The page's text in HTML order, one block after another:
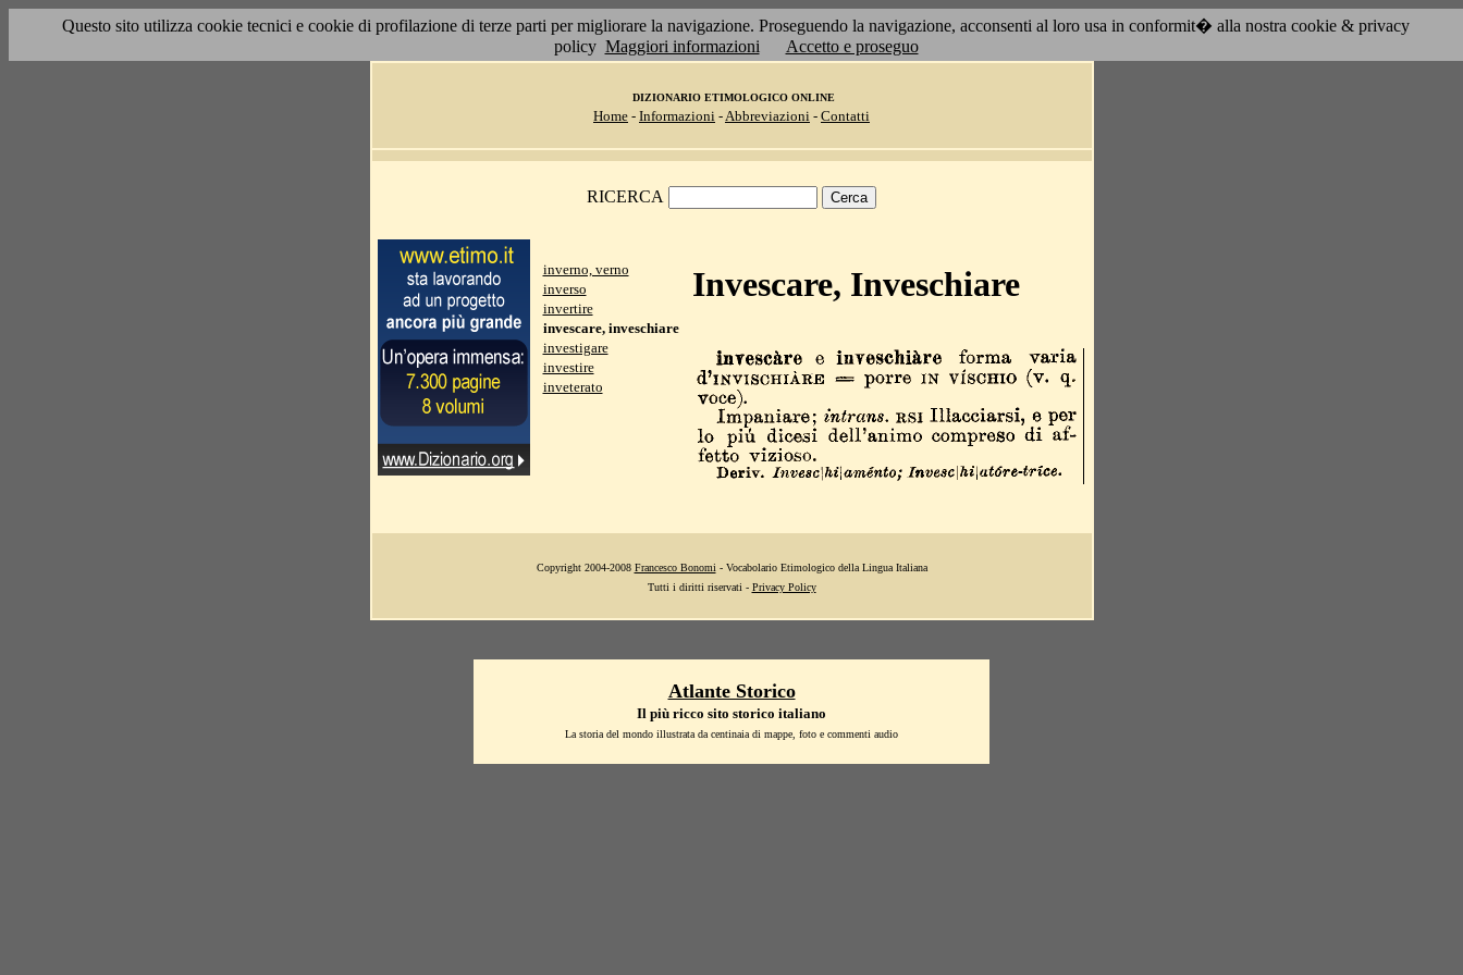
Questo sito utilizza cookie tecnici e cookie di profilazione di terze parti per migliorare la navigazione. Proseguendo la navigazione, acconsenti al loro usa in conformit� alla nostra cookie & privacy
policy Maggiori informazioni Accetto e proseguo
DIZIONARIO ETIMOLOGICO ONLINE
Home - Informazioni -Abbreviazioni - Contatti
RICERCA
inverno, verno
inverso
invertire
invescare, inveschiare
investigare
investire
inveterato
Invescare, Inveschiare
Copyright 2004-2008 Francesco Bonomi - Vocabolario Etimologico della Lingua Italiana
Tutti i diritti riservati - Privacy Policy
Atlante Storico
Il più ricco sito storico italiano
La storia del mondo illustrata da centinaia di mappe, foto e commenti audio